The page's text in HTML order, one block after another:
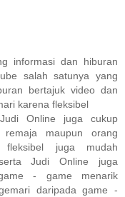
informasi dan hiburan
salah satunya yang
bertajuk video dan
karena fleksibel
Online juga cukup
maupun orang
juga mudah
Judi Online juga
- game menarik
daripada game -